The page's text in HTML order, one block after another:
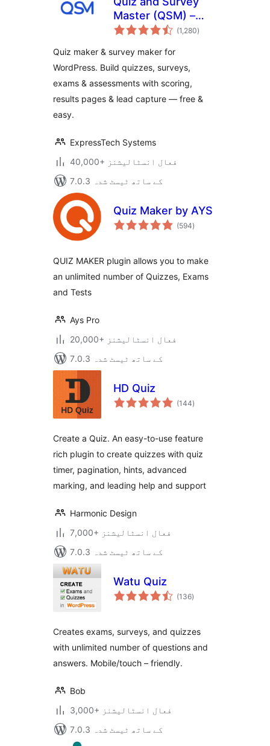
Master (QSM) –
Quiz Maker &(1,280مجموعی
درجہ
)
Quiz maker & survey maker for
WordPress. Build quizzes, surveys,
exams & assessments with scoring,
results pages & lead capture — free &
easy.
ExpressTech Systems
40,000+ فعال انسٹالیشنز
7.0.3 کے ساتھ ٹیسٹ شدہ
Quiz Maker by AYS
(594مجموعی
درجہ
)
QUIZ MAKER plugin allows you to make
an unlimited number of Quizzes, Exams
and Tests
Ays Pro
20,000+ فعال انسٹالیشنز
7.0.3 کے ساتھ ٹیسٹ شدہ
HD Quiz
(144مجموعی
درجہ
)
Create a Quiz. An easy-to-use feature
rich plugin to create quizzes with quiz
timer, pagination, hints, advanced
marking, and leading help and support
Harmonic Design
7,000+ فعال انسٹالیشنز
7.0.3 کے ساتھ ٹیسٹ شدہ
Watu Quiz
(136مجموعی
درجہ
)
Creates exams, surveys, and quizzes
with unlimited number of questions and
answers. Mobile/touch – friendly.
Bob
3,000+ فعال انسٹالیشنز
7.0.3 کے ساتھ ٹیسٹ شدہ